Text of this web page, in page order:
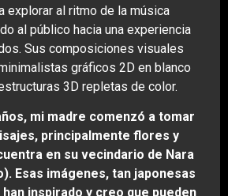
explorar al ritmo de la música
al público hacia una experiencia
Sus composiciones visuales
gráficos 2D en blanco
3D repletas de color.
mi madre comenzó a tomar
principalmente flores y
en su vecindario de Nara
Esas imágenes, tan japonesas
inspirado y creo que pueden